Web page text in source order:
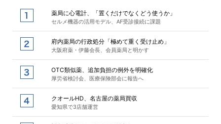
薬局に心電計、「置くだけでなくどう使うか」
セルメ機器の活用モデル、AF受診接続に課題
府内薬局の行政処分「極めて重く受け止め」
大阪府薬・伊藤会長、会員薬局と明かす
OTC類似薬、追加負担の例外を明確化
厚労省検討会、医療保険部会に報告へ
クオールHD、名古屋の薬局買収
愛知県で3店舗運営